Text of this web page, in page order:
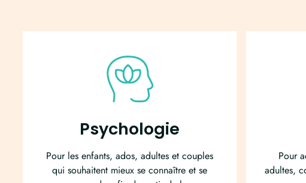
Psychologie
Pour les enfants, ados, adultes et couples
qui souhaitent mieux se connaître et se
Pour
adultes,